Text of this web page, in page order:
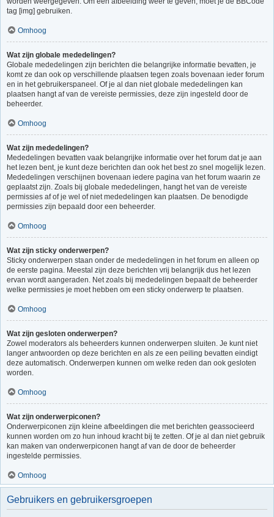
tag [img] gebruiken.
Omhoog
Wat zijn globale mededelingen?
Globale mededelingen zijn berichten die belangrijke informatie bevatten, je
komt ze dan ook op verschillende plaatsen tegen zoals bovenaan ieder forum
en in het gebruikerspaneel. Of je al dan niet globale mededelingen kan
plaatsen hangt af van de vereiste permissies, deze zijn ingesteld door de
beheerder.
Omhoog
Wat zijn mededelingen?
Mededelingen bevatten vaak belangrijke informatie over het forum dat je aan
het lezen bent, je kunt deze berichten dan ook het best zo snel mogelijk lezen.
Mededelingen verschijnen bovenaan iedere pagina van het forum waarin ze
geplaatst zijn. Zoals bij globale mededelingen, hangt het van de vereiste
permissies af of je wel of niet mededelingen kan plaatsen. De benodigde
permissies zijn bepaald door een beheerder.
Omhoog
Wat zijn sticky onderwerpen?
Sticky onderwerpen staan onder de mededelingen in het forum en alleen op
de eerste pagina. Meestal zijn deze berichten vrij belangrijk dus het lezen
ervan wordt aangeraden. Net zoals bij mededelingen bepaalt de beheerder
welke permissies je moet hebben om een sticky onderwerp te plaatsen.
Omhoog
Wat zijn gesloten onderwerpen?
Zowel moderators als beheerders kunnen onderwerpen sluiten. Je kunt niet
langer antwoorden op deze berichten en als ze een peiling bevatten eindigt
deze automatisch. Onderwerpen kunnen om welke reden dan ook gesloten
worden.
Omhoog
Wat zijn onderwerpiconen?
Onderwerpiconen zijn kleine afbeeldingen die met berichten geassocieerd
kunnen worden om zo hun inhoud kracht bij te zetten. Of je al dan niet gebruik
kan maken van onderwerpiconen hangt af van de door de beheerder
ingestelde permissies.
Omhoog
Gebruikers en gebruikersgroepen